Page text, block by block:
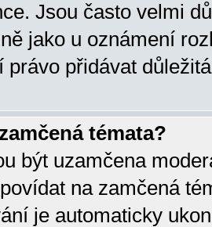
Jsou často velmi
jako u oznámení
právo přidávat
témata?
být uzamčena
na zamčená
je automaticky